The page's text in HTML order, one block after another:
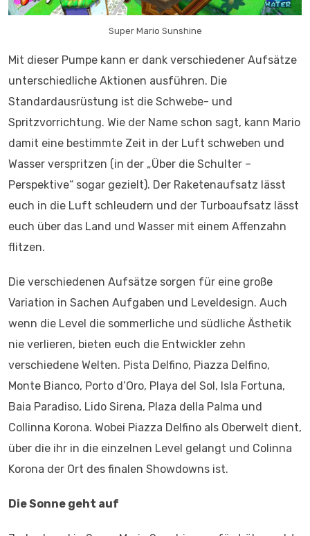
Super Mario Sunshine
Mit dieser Pumpe kann er dank verschiedener Aufsätze
unterschiedliche Aktionen ausführen. Die
Standardausrüstung ist die Schwebe- und
Spritzvorrichtung. Wie der Name schon sagt, kann Mario
damit eine bestimmte Zeit in der Luft schweben und
Wasser verspritzen (in der „Über die Schulter –
Perspektive“ sogar gezielt). Der Raketenaufsatz lässt
euch in die Luft schleudern und der Turboaufsatz lässt
euch über das Land und Wasser mit einem Affenzahn
flitzen.
Die verschiedenen Aufsätze sorgen für eine große
Variation in Sachen Aufgaben und Leveldesign. Auch
wenn die Level die sommerliche und südliche Ästhetik
nie verlieren, bieten euch die Entwickler zehn
verschiedene Welten. Pista Delfino, Piazza Delfino,
Monte Bianco, Porto d’Oro, Playa del Sol, Isla Fortuna,
Baia Paradiso, Lido Sirena, Plaza della Palma und
Collinna Korona. Wobei Piazza Delfino als Oberwelt dient,
über die ihr in die einzelnen Level gelangt und Colinna
Korona der Ort des finalen Showdowns ist.
Die Sonne geht auf